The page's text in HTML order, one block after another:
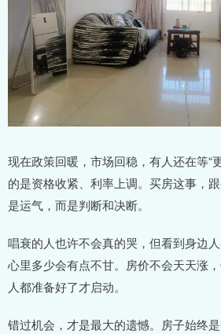
现在政策回暖，市场回稳，有人还在等“
的是资格收紧、利率上调。买房这事，
是运气，而是判断和决断。
唱衰的人也许不会真的哭，但看到身边
心里多少会有点不甘。房价不会天天涨
人都准备好了才启动。
错过机会，才是最大的遗憾。房子始终是